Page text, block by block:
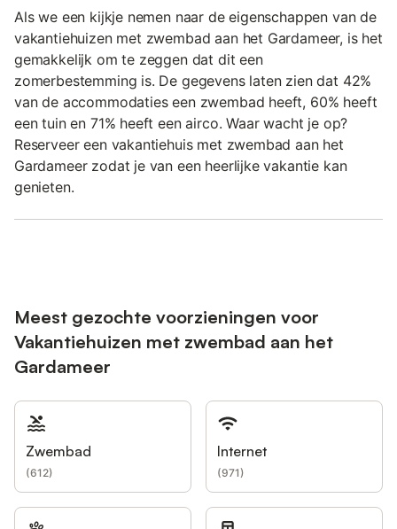
Als we een kijkje nemen naar de eigenschappen van de
vakantiehuizen met zwembad aan het Gardameer, is het
gemakkelijk om te zeggen dat dit een
zomerbestemming is. De gegevens laten zien dat 42%
van de accommodaties een zwembad heeft, 60% heeft
een tuin en 71% heeft een airco. Waar wacht je op?
Reserveer een vakantiehuis met zwembad aan het
Gardameer zodat je van een heerlijke vakantie kan
genieten.
Meest gezochte voorzieningen voor
Vakantiehuizen met zwembad aan het
Gardameer
Zwembad
(612)
Internet
(971)